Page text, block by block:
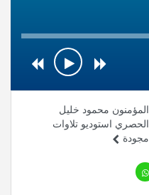
المؤمنون محمود خليل
الحصري استوديو تلاوات
مجودة